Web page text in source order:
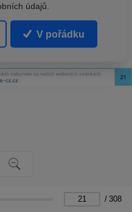
/ 308
údajů.
V pořádku